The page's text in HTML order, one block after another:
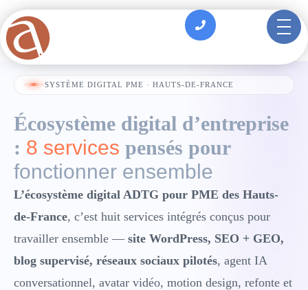
principal
SYSTÈME DIGITAL PME · HAUTS-DE-FRANCE
Écosystème digital d’entreprise
: 8 services pensés pour
fonctionner ensemble
L’écosystème digital ADTG pour PME des Hauts-
de-France, c’est huit services intégrés conçus pour
travailler ensemble — site WordPress, SEO + GEO,
blog supervisé, réseaux sociaux pilotés, agent IA
conversationnel, avatar vidéo, motion design, refonte et